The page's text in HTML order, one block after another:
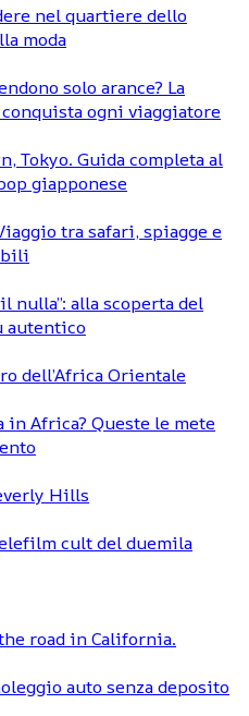
nel quartiere dello
moda
solo arance? La
ogni viaggiatore
Tokyo. Guida completa al
giapponese
tra safari, spiagge e
nulla”: alla scoperta del
autentico
dell’Africa Orientale
in Africa? Queste le mete
Hills
cult del duemila
road in California.
auto senza deposito